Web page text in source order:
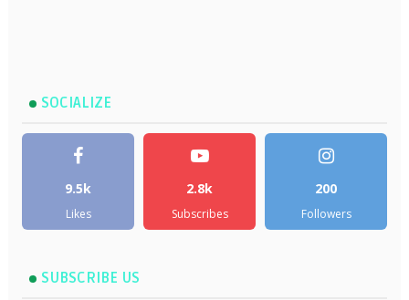
SOCIALIZE
9.5k
Likes
2.8k
Subscribes
200
Followers
SUBSCRIBE US